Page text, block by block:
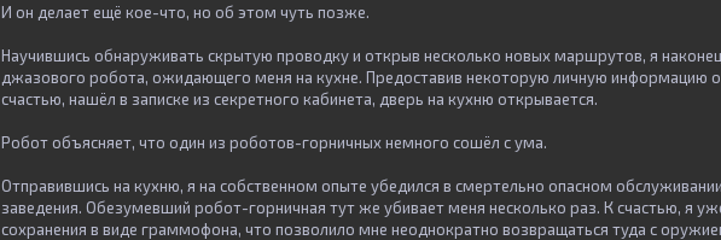
И он делает ещё кое-что, но об этом чуть позже.
Научившись обнаруживать скрытую проводку и открыв несколько новых маршрутов, я
джазового робота, ожидающего меня на кухне. Предоставив некоторую личную информацию о
счастью, нашёл в записке из секретного кабинета, дверь на кухню открывается.
Робот объясняет, что один из роботов-горничных немного сошёл с ума.
Отправившись на кухню, я на собственном опыте убедился в смертельно опасном
заведения. Обезумевший робот-горничная тут же убивает меня несколько раз. К счастью, я
сохранения в виде граммофона, что позволило мне неоднократно возвращаться туда с